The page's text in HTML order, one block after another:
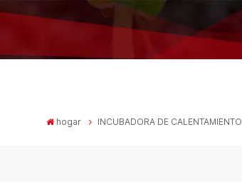
hogar INCUBADORA DE CALENTAMIENTO